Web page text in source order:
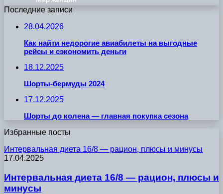
Последние записи
28.04.2026
Как найти недорогие авиабилеты на выгодные
рейсы и сэкономить деньги
18.12.2025
Шорты-бермуды 2024
17.12.2025
Шорты до колена — главная покупка сезона
Избранные посты
Интервальная диета 16/8 — рацион, плюсы и минусы
17.04.2025
Интервальная диета 16/8 — рацион, плюсы и
минусы